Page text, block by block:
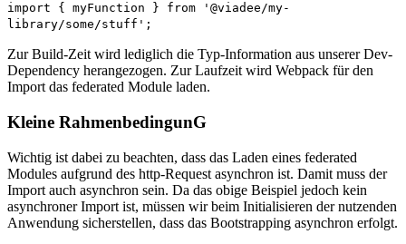
import { myFunction } from '@viadee/my-
library/some/stuff';
Zur Build-Zeit wird lediglich die Typ-Information aus unserer Dev-
Dependency herangezogen. Zur Laufzeit wird Webpack für den
Import das federated Module laden.
Kleine RahmenbedingunG
Wichtig ist dabei zu beachten, dass das Laden eines federated
Modules aufgrund des http-Request asynchron ist. Damit muss der
Import auch asynchron sein. Da das obige Beispiel jedoch kein
asynchroner Import ist, müssen wir beim Initialisieren der nutzenden
Anwendung sicherstellen, dass das Bootstrapping asynchron erfolgt.